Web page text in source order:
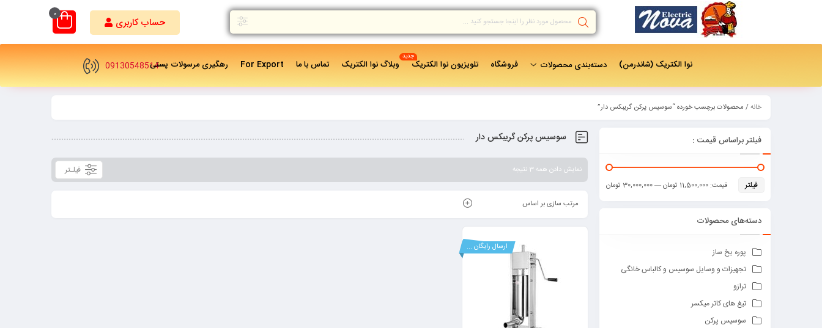
حساب کاربری
0
نوا الکتریک (شاندرمن) دسته‌بندی‌ محصولات فروشگاه تلویزیون نوا الکتریک
جدید
وبلاگ نوا الکتریک تماس با ما For Export رهگیری مرسولات پستی09130548514
خانه/ محصولات برچسب خورده “سوسیس پرکن گریبکس دار”
سوسیس پرکن گریبکس دار
فیلـتر نمایش دادن همه 3 نتیجه
مرتب سازی بر اساس
ارسال رایگان ...
فیلتر براساس قیمت :
فیلتر قیمت: 11,500,000 تومان —30,000,000 تومان
دسته‌های محصولات
پوره یخ ساز
تجهیزات و وسایل سوسیس و کالباس خانگی
ترازو
تیغ های کاتر میکسر
سوسیس پرکن